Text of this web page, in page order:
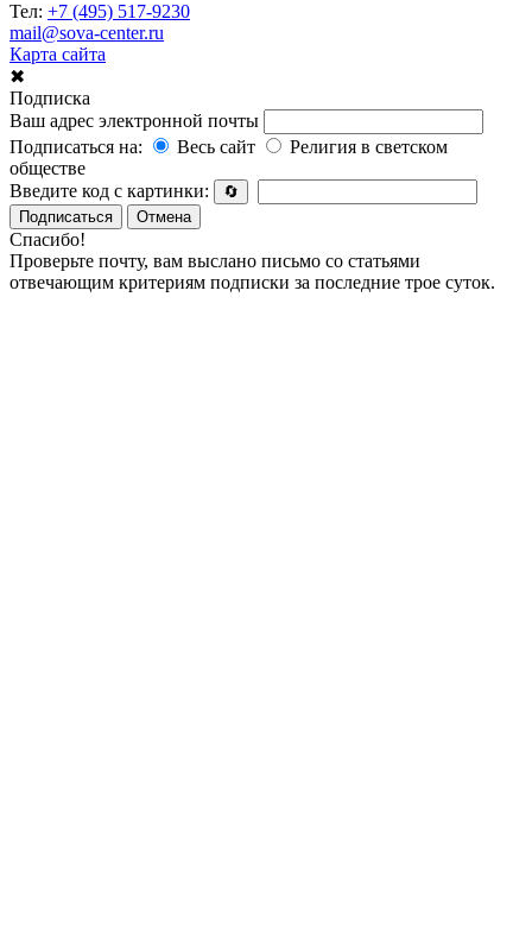
Тел: +7 (495) 517-9230
mail@sova-center.ru
Карта сайта
✖
Подписка
Ваш адрес электронной почты
Подписаться на:
Весь сайт
Религия в светском
обществе
Введите код с картинки:
🔄
Подписаться
Отмена
Спасибо!
Проверьте почту, вам выслано письмо со статьями
отвечающим критериям подписки за последние трое суток.